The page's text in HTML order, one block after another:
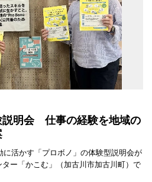
説明会 仕事の経験を地域の
活かす「プロボノ」の体験型説明会が
ー「かこむ」（加古川市加古川町）で